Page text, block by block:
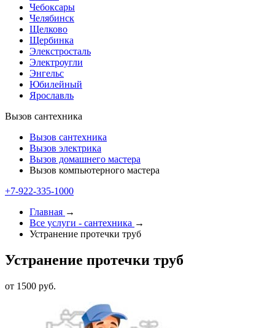
Чебоксары
Челябинск
Щелково
Щербинка
Элекстросталь
Электроугли
Энгельс
Юбилейный
Ярославль
Вызов сантехника
Вызов сантехника
Вызов электрика
Вызов домашнего мастера
Вызов компьютерного мастера
+7-922-335-1000
Главная →
Все услуги - cантехника →
Устранение протечки труб
Устранение протечки труб
от 1500 руб.